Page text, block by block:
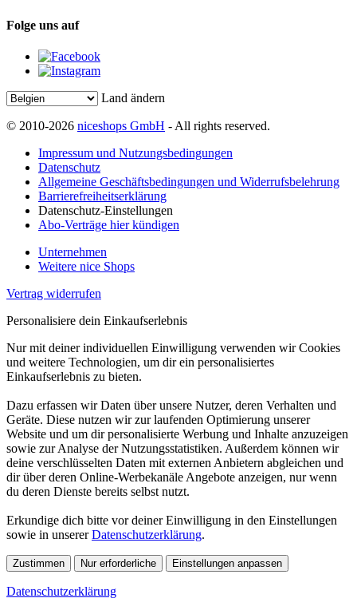
Folge uns auf
Land ändern
© 2010-2026 niceshops GmbH - All rights reserved.
Impressum und Nutzungsbedingungen
Datenschutz
Allgemeine Geschäftsbedingungen und Widerrufsbelehrung
Barrierefreiheitserklärung
Datenschutz-Einstellungen
Abo-Verträge hier kündigen
Unternehmen
Weitere nice Shops
Vertrag widerrufen
Personalisiere dein Einkaufserlebnis
Nur mit deiner individuellen Einwilligung verwenden wir Cookies
und weitere Technologien, um dir ein personalisiertes
Einkaufserlebnis zu bieten.
Dazu erfassen wir Daten über unsere Nutzer, deren Verhalten und
Geräte. Diese nutzen wir zur laufenden Optimierung unserer
Website und um dir personalisierte Werbung und Inhalte anzuzeigen
sowie zur Analyse der Nutzungsstatistiken. Außerdem können wir
deine verschlüsselten Daten mit externen Anbietern abgleichen und
dir über deren Online-Werbekanäle Angebote anzeigen, nur wenn
du deren Dienste bereits selbst nutzt.
Erkundige dich bitte vor deiner Einwilligung in den Einstellungen
sowie in unsererDatenschutzerklärung.
Zustimmen Nur erforderliche Einstellungen anpassen
Datenschutzerklärung